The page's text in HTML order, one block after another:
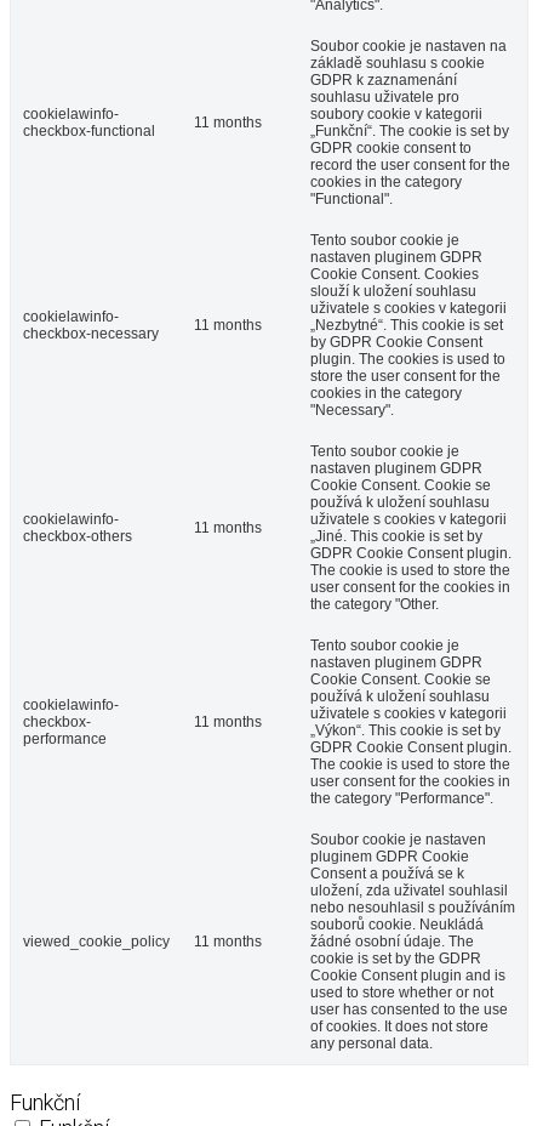
"Analytics".
cookielawinfo-
checkbox-functional
11 months
Soubor cookie je nastaven na
základě souhlasu s cookie
GDPR k zaznamenání
souhlasu uživatele pro
soubory cookie v kategorii
„Funkční“. The cookie is set by
GDPR cookie consent to
record the user consent for the
cookies in the category
"Functional".
cookielawinfo-
checkbox-necessary
11 months
Tento soubor cookie je
nastaven pluginem GDPR
Cookie Consent. Cookies
slouží k uložení souhlasu
uživatele s cookies v kategorii
„Nezbytné“. This cookie is set
by GDPR Cookie Consent
plugin. The cookies is used to
store the user consent for the
cookies in the category
"Necessary".
cookielawinfo-
checkbox-others
11 months
Tento soubor cookie je
nastaven pluginem GDPR
Cookie Consent. Cookie se
používá k uložení souhlasu
uživatele s cookies v kategorii
„Jiné. This cookie is set by
GDPR Cookie Consent plugin.
The cookie is used to store the
user consent for the cookies in
the category "Other.
cookielawinfo-
checkbox-
performance
11 months
Tento soubor cookie je
nastaven pluginem GDPR
Cookie Consent. Cookie se
používá k uložení souhlasu
uživatele s cookies v kategorii
„Výkon“. This cookie is set by
GDPR Cookie Consent plugin.
The cookie is used to store the
user consent for the cookies in
the category "Performance".
viewed_cookie_policy 11 months
Soubor cookie je nastaven
pluginem GDPR Cookie
Consent a používá se k
uložení, zda uživatel souhlasil
nebo nesouhlasil s používáním
souborů cookie. Neukládá
žádné osobní údaje. The
cookie is set by the GDPR
Cookie Consent plugin and is
used to store whether or not
user has consented to the use
of cookies. It does not store
any personal data.
Funkční